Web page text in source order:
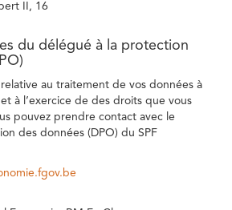
II, 16
du délégué à la protection
au traitement de vos données à
à l’exercice de des droits que vous
pouvez prendre contact avec le
des données (DPO) du SPF